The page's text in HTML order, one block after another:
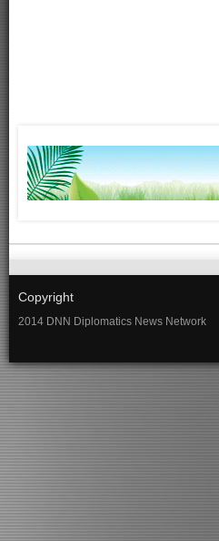
Copyright
2014 DNN Diplomatics News Network